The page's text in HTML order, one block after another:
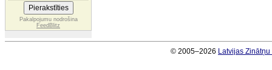
Pakalpojumu nodrošina
FeedBlitz
© 2005–2026 Latvijas